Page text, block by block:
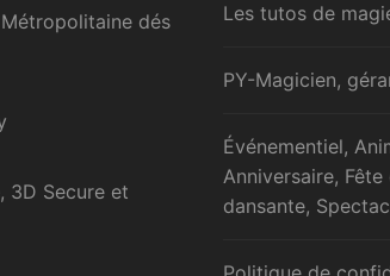
Métropolitaine dés
3D Secure et
Les tutos de
PY-Magicien,
Événementiel,
Anniversaire, Fête
dansante,